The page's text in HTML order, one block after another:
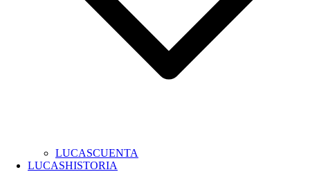
LUCASCUENTA
LUCASHISTORIA